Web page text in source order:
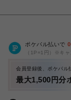
ポケパル払いで 0
（1P=1円）※キャ
会員登録後、ポケパル
最大1,500円分